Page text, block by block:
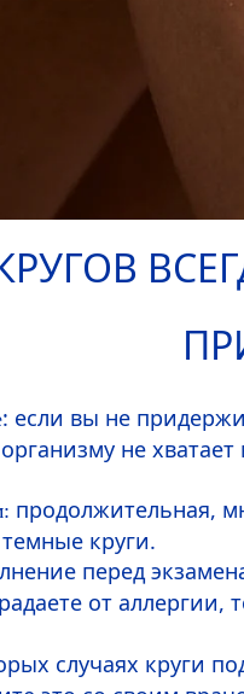
: если вы не
не
продолжительная,
круги.
перед
от аллергии,
случаях круги